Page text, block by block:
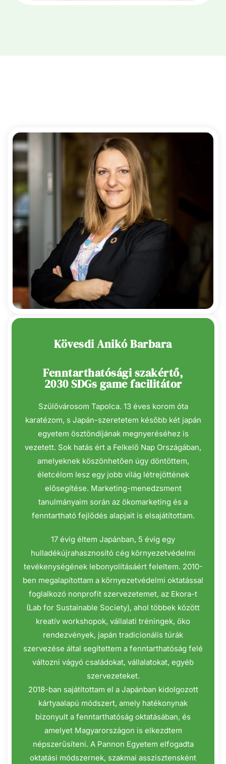
Kövesdi Anikó Barbara
Fenntarthatósági szakértő,
2030 SDGs game facilitátor
Szülővárosom Tapolca. 13 éves korom óta
karatézom, s Japán-szeretetem később két japán
egyetem ösztöndíjának megnyeréséhez is
vezetett. Sok hatás ért a Felkelő Nap Országában,
amelyeknek köszönhetően úgy döntöttem,
életcélom lesz egy jobb világ létrejöttének
elősegítése. Marketing-menedzsment
tanulmányaim során az ökomarketing és a
fenntartható fejlődés alapjait is elsajátítottam.
17 évig éltem Japánban, 5 évig egy
hulladékújrahasznosító cég környezetvédelmi
tevékenységének lebonyolításáért feleltem. 2010-
ben megalapítottam a környezetvédelmi oktatással
foglalkozó nonprofit szervezetemet, az Ekora-t
(Lab for Sustainable Society), ahol többek között
kreatív workshopok, vállalati tréningek, öko
rendezvények, japán tradicionális túrák
szervezése által segítettem a fenntarthatóság felé
változni vágyó családokat, vállalatokat, egyéb
szervezeteket.
2018-ban sajátítottam el a Japánban kidolgozott
kártyaalapú módszert, amely hatékonynak
bizonyult a fenntarthatóság oktatásában, és
amelyet Magyarországon is elkezdtem
népszerűsíteni. A Pannon Egyetem elfogadta
oktatási módszernek, szakmai asszisztensként